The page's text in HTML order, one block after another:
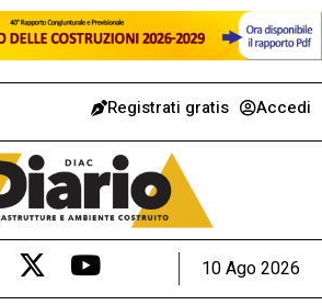
Registrati gratis Accedi
10 Ago 2026